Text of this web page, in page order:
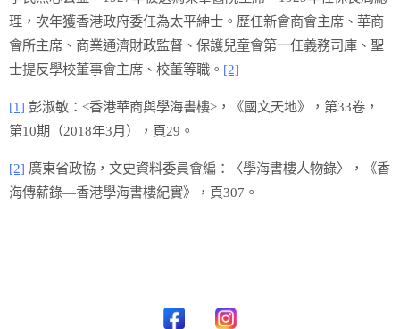
理，次年獲香港政​​府委任為太平紳士。歷任新會商會主席、華商
會所主席、商業通濟財政監督、保護兒童會第一任義務司庫、聖
士提反學校董事會主席、校董等職。 [2]
[1] 彭淑敏：<香港華商與學海書樓>，《國文天地》，第33卷，
第10期（2018年3月），頁29。
[2] 廣東省政協，文史資料委員會編：〈學海書樓人物錄〉，《香
海傳薪錄—香港學海書樓紀實》，頁307。